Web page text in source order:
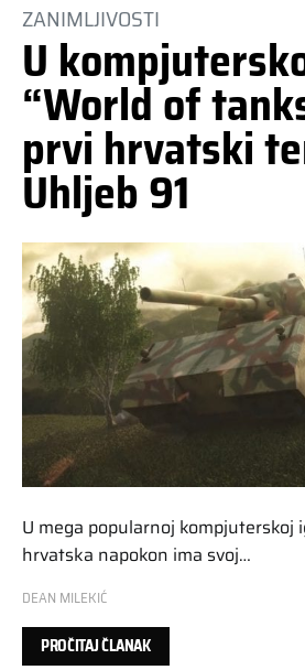
ZANIMLJIVOSTI
U
“World of
prvi hrvatski
Uhljeb 91
U mega popularnoj kompjuterskoj
hrvatska napokon ima svoj…
DEAN MILEKIĆ
PROČITAJ ČLANAK